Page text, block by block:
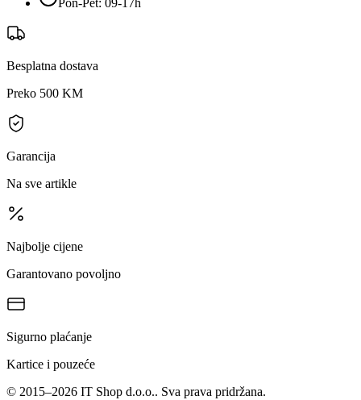
Pon-Pet: 09-17h
Besplatna dostava
Preko 500 KM
Garancija
Na sve artikle
Najbolje cijene
Garantovano povoljno
Sigurno plaćanje
Kartice i pouzeće
© 2015–2026 IT Shop d.o.o.. Sva prava pridržana.